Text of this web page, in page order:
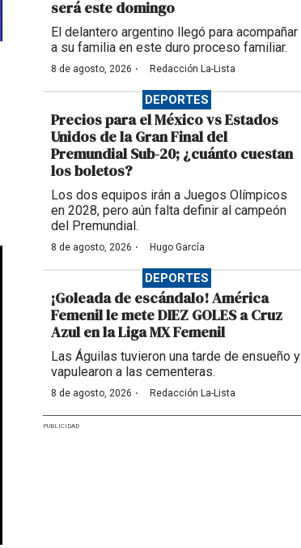
será este domingo
El delantero argentino llegó para acompañar
a su familia en este duro proceso familiar.
8 de agosto, 2026 · Redacción La-Lista
DEPORTES
Precios para el México vs Estados
Unidos de la Gran Final del
Premundial Sub-20; ¿cuánto cuestan
los boletos?
Los dos equipos irán a Juegos Olímpicos
en 2028, pero aún falta definir al campeón
del Premundial.
8 de agosto, 2026 · Hugo García
DEPORTES
¡Goleada de escándalo! América
Femenil le mete DIEZ GOLES a Cruz
Azul en la Liga MX Femenil
Las Águilas tuvieron una tarde de ensueño y
vapulearon a las cementeras.
8 de agosto, 2026 · Redacción La-Lista
PUBLICIDAD